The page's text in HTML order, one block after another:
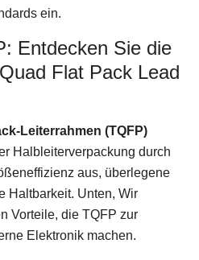
ein.
Entdecken Sie die
Flat Pack Lead
Leiterrahmen (TQFP)
Halbleiterverpackung durch
aus, überlegene
Haltbarkeit. Unten, Wir
Vorteile, die TQFP zur
Elektronik machen.